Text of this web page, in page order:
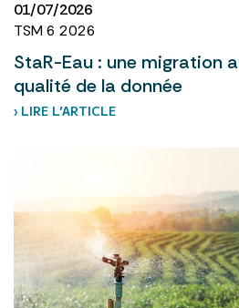
01/07/2026
TSM 6 2026
StaR-Eau : une migration
qualité de la donnée
› LIRE L’ARTICLE